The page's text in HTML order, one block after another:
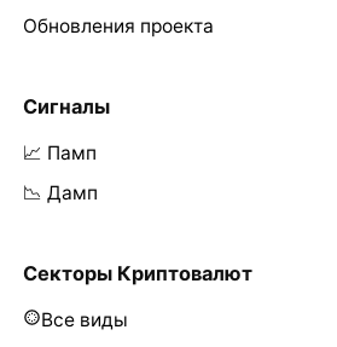
Обновления проекта
Сигналы
📈 Памп
📉 Дамп
Секторы Криптовалют
Все виды